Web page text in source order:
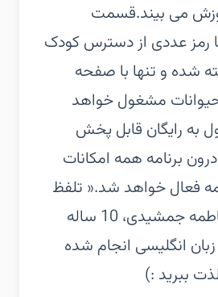
می بیند.‏قسمت
رمز عددی از دسترس کودک
شده و تنها با صفحه
مشغول خواهد
به رایگان قابل پخش
برنامه همه امکانات
فعال خواهد شد.‏« تلفظ
ها توسط خانم فاطمه جمشیدی، 10 ساله
دانش آموز ترم 5 زبان انگلیسی انجام شده
ببرید :)